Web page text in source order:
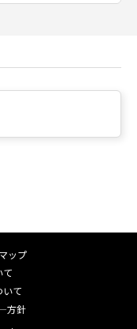
ました。
ップ
て
いて
方針